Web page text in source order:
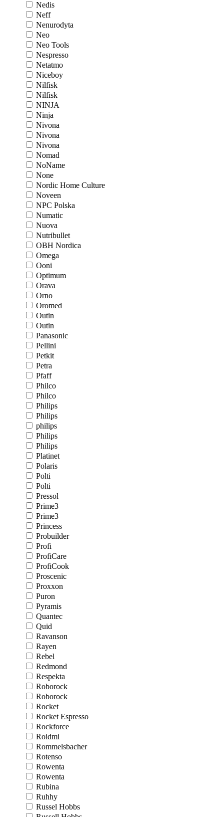
Nedis
Neff
Nenurodyta
Neo
Neo Tools
Nespresso
Netatmo
Niceboy
Nilfisk
Nilfisk
NINJA
Ninja
Nivona
Nivona
Nivona
Nomad
NoName
None
Nordic Home Culture
Noveen
NPC Polska
Numatic
Nuova
Nutribullet
OBH Nordica
Omega
Ooni
Optimum
Orava
Orno
Oromed
Outin
Outin
Panasonic
Pellini
Petkit
Petra
Pfaff
Philco
Philco
Philips
Philips
philips
Philips
Philips
Platinet
Polaris
Polti
Polti
Pressol
Prime3
Prime3
Princess
Probuilder
Profi
ProfiCare
ProfiCook
Proscenic
Proxxon
Puron
Pyramis
Quantec
Quid
Ravanson
Rayen
Rebel
Redmond
Respekta
Roborock
Roborock
Rocket
Rocket Espresso
Rockforce
Roidmi
Rommelsbacher
Rotenso
Rowenta
Rowenta
Rubina
Ruhhy
Russel Hobbs